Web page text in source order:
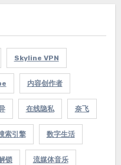
Skyline VPN
内容创作者
在线隐私 奈飞
索引擎 数字生活
锁 流媒体音乐